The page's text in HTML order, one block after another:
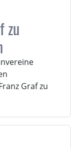
zu
Graf zu